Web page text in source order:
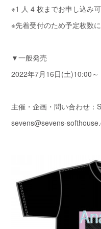
※1 人 4 枚までお申し込み可
※先着受付のため予定枚数
▼一般発売
2022年7月16日(土)10:00～
主催・企画・問い合わせ：
sevens@sevens-